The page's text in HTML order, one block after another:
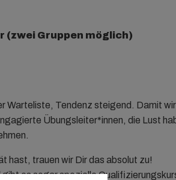
(zwei Gruppen möglich)
Warteliste, Tendenz steigend. Damit wir
Übungsleiter*innen, die Lust
hast, trauen wir Dir das absolut zu!
es sogar spezielle